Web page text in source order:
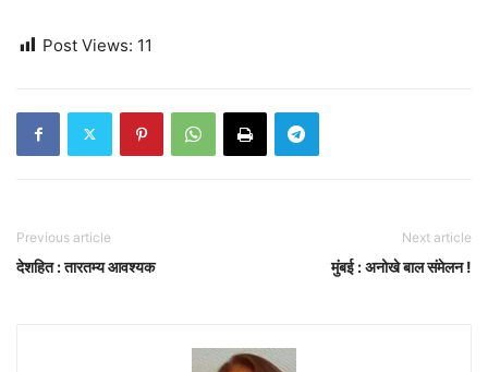
Post Views: 11
Previous article
देशहित : तारतम्य आवश्यक
Next article
मुंबई : अनोखे बाल संमेलन !